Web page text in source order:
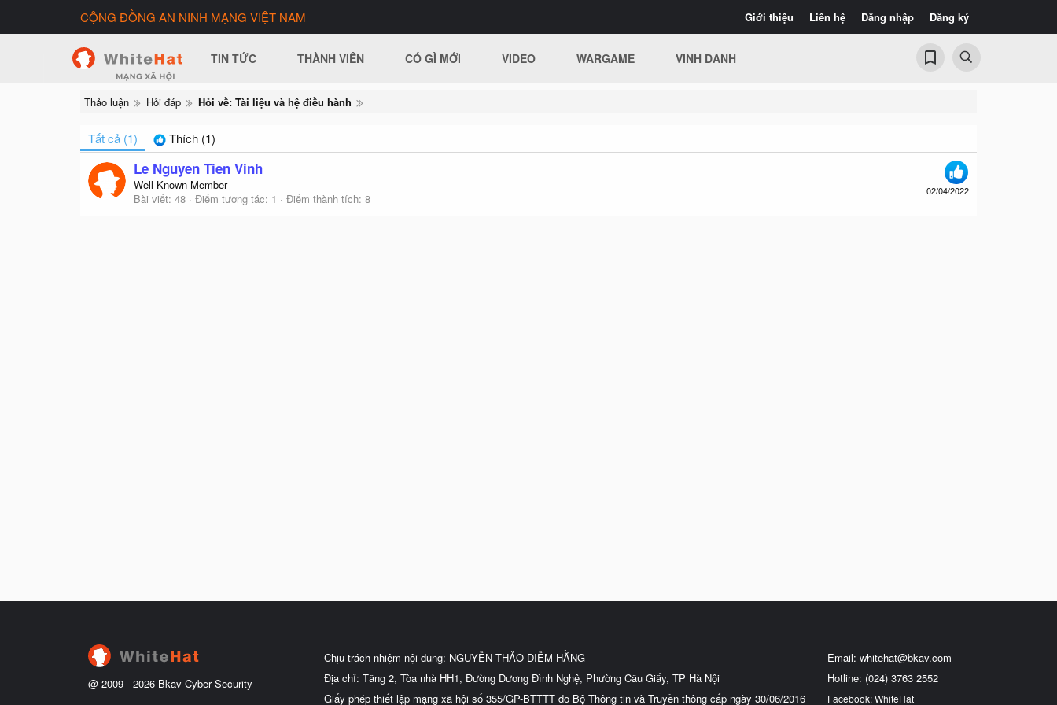
Giới thiệu Liên hệ Đăng nhập Đăng ký
CỘNG ĐỒNG AN NINH MẠNG VIỆT NAM
TIN TỨC THÀNH VIÊN CÓ GÌ MỚI VIDEO WARGAME VINH DANH
Thảo luận Hỏi đáp Hỏi về: Tài liệu và hệ điều hành
Tất cả (1) Thích (1)
02/04/2022
Le Nguyen Tien Vinh
Well-Known Member
Bài viết 48 Điểm tương tác 1 Điểm thành tích 8
@ 2009 - 2026 Bkav Cyber Security
Chịu trách nhiệm nội dung: NGUYỄN THẢO DIỄM HẰNG
Địa chỉ: Tầng 2, Tòa nhà HH1, Đường Dương Đình Nghệ, Phường Cầu Giấy, TP Hà Nội
Giấy phép thiết lập mạng xã hội số 355/GP-BTTTT do Bộ Thông tin và Truyền thông cấp ngày 30/06/2016
Email: whitehat@bkav.com
Hotline: (024) 3763 2552
Facebook: WhiteHat